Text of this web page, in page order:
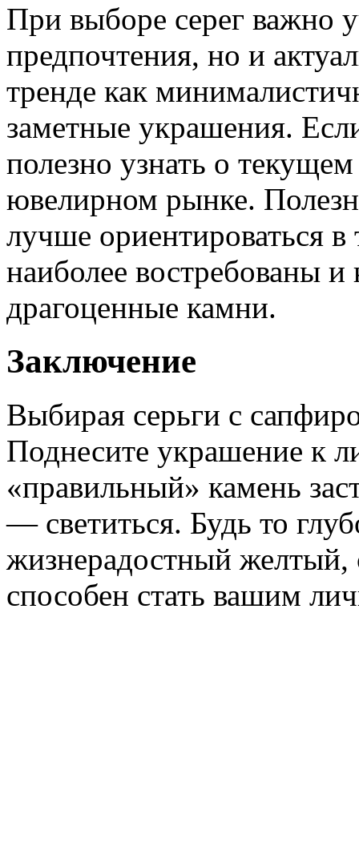
При выборе серег важно
предпочтения, но и
тренде как
заметные украшения.
полезно узнать о
ювелирном рынке.
лучше ориентироваться
наиболее востребованы
драгоценные камни.
Заключение
Выбирая серьги с
Поднесите украшение к
«правильный» камень
— светиться. Будь то
жизнерадостный
способен стать вашим